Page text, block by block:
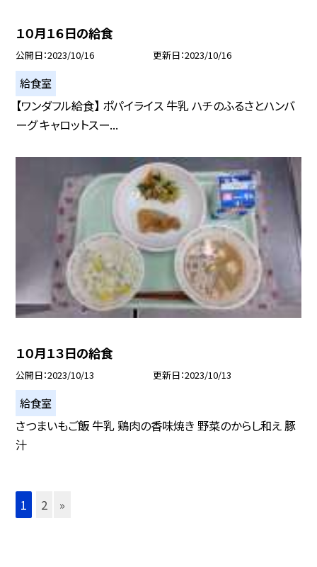
１０月１６日の給食
公開日 2023/10/16 更新日 2023/10/16
給食室
【ワンダフル給食】 ポパイライス 牛乳 ハチのふるさとハンバ
ーグ キャロットスー...
１０月１３日の給食
公開日 2023/10/13 更新日 2023/10/13
給食室
さつまいもご飯 牛乳 鶏肉の香味焼き 野菜のからし和え 豚
汁
1 2 »